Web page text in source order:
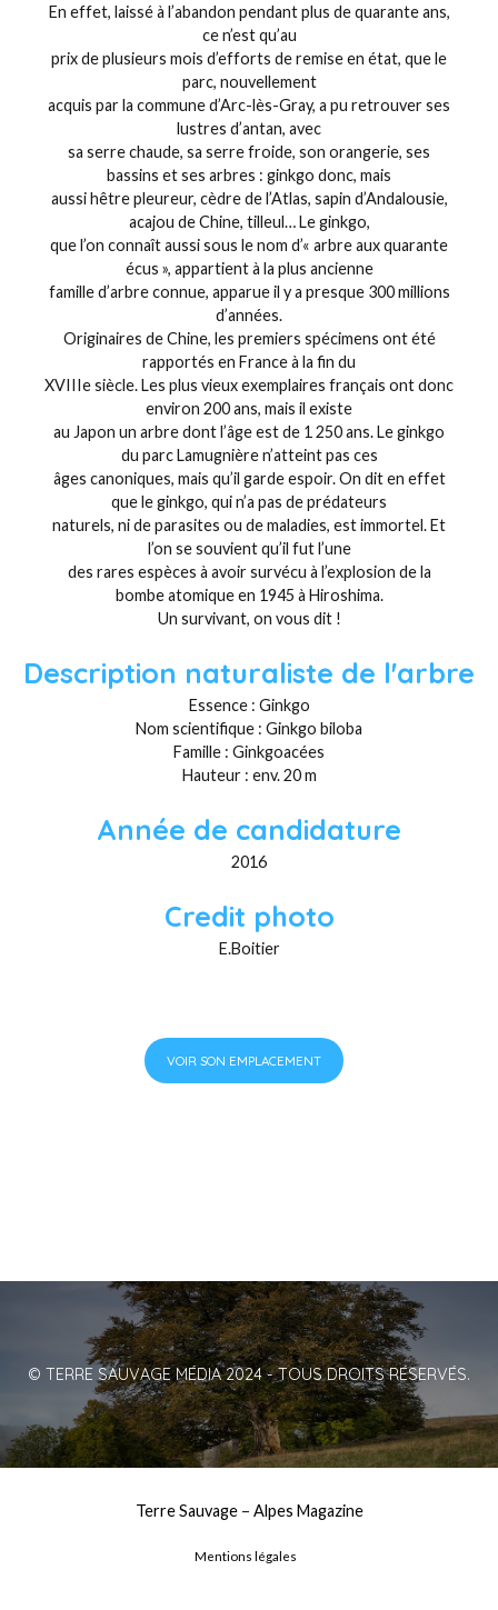
En effet, laissé à l’abandon pendant plus de quarante ans,
ce n’est qu’au
prix de plusieurs mois d’efforts de remise en état, que le
parc, nouvellement
acquis par la commune d’Arc-lès-Gray, a pu retrouver ses
lustres d’antan, avec
sa serre chaude, sa serre froide, son orangerie, ses
bassins et ses arbres : ginkgo donc, mais
aussi hêtre pleureur, cèdre de l’Atlas, sapin d’Andalousie,
acajou de Chine, tilleul… Le ginkgo,
que l’on connaît aussi sous le nom d’« arbre aux quarante
écus », appartient à la plus ancienne
famille d’arbre connue, apparue il y a presque 300 millions
d’années.
Originaires de Chine, les premiers spécimens ont été
rapportés en France à la fin du
XVIIIe siècle. Les plus vieux exemplaires français ont donc
environ 200 ans, mais il existe
au Japon un arbre dont l’âge est de 1 250 ans. Le ginkgo
du parc Lamugnière n’atteint pas ces
âges canoniques, mais qu’il garde espoir. On dit en effet
que le ginkgo, qui n’a pas de prédateurs
naturels, ni de parasites ou de maladies, est immortel. Et
l’on se souvient qu’il fut l’une
des rares espèces à avoir survécu à l’explosion de la
bombe atomique en 1945 à Hiroshima.
Un survivant, on vous dit !
Description naturaliste de l'arbre
Essence : Ginkgo
Nom scientifique : Ginkgo biloba
Famille : Ginkgoacées
Hauteur : env. 20 m
Année de candidature
2016
Credit photo
E.Boitier
VOIR SON EMPLACEMENT
© TERRE SAUVAGE MÉDIA 2024 - TOUS DROITS RÉSERVÉS.
Terre Sauvage– Alpes Magazine
Mentions légales